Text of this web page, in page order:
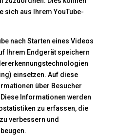
sich aus Ihrem YouTube-
nach Starten eines Videos
Ihrem Endgerät speichern
einsetzen. Auf diese
über Besucher
Informationen werden
zu erfassen, die
verbessern und